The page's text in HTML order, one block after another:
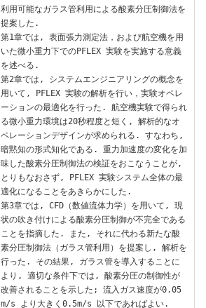
利用可能なガラス管利用による酸素分圧制御法を
提案した.
第1章では, 表面張力測定法，および航空機を用
いた微小重力下でのPFLEX 実験を実施する意義
を述べる.
第2章では, システムエンジニアリングの概念を
用いて, PFLEX 実験の解析を行い，実験オペレ
ーションの最適化を行った. 航空機実験で得られ
る微小重力環境は20秒程度と短く, 解析的なオ
ペレーションデザインが求められる. すなわち,
暗黙知の形式知化である. 重力加速度の変化を加
味した酸素分圧制御法の検証をおこなうことが,
とりもなおさず, PFLEX 実験システム全体の最
適化になることをあきらかにした.
第3章では, CFD（数値流体力学）を用いて, 現
状の吹き付けによる酸素分圧制御が不完全である
ことを指摘した. また, それに代わる新たな酸
素分圧制御法（ガラス管利用）を提案し, 解析を
行った. その結果, ガラス管を導入することに
より, 適切な条件下では, 酸素分圧の制御性が
改善されることを示した; 流入ガス速度が0.05
m/s より大きく0.5m/s 以下であればよい.